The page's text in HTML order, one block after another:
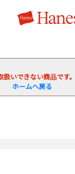
扱いできない商品です
ホームへ戻る